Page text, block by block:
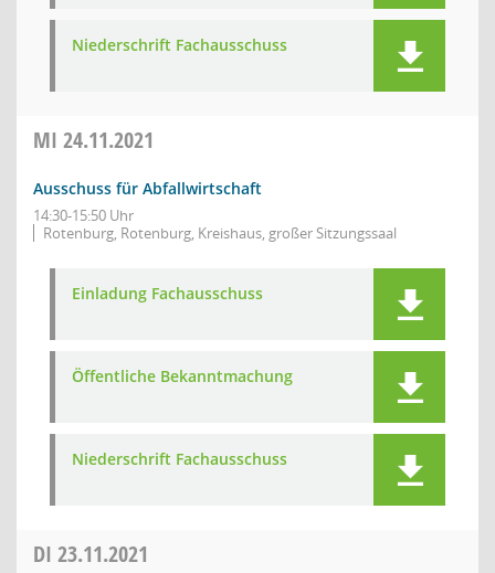
Niederschrift Fachausschuss
MI 24.11.2021
Ausschuss für Abfallwirtschaft
14:30-15:50 Uhr
Rotenburg, Rotenburg, Kreishaus, großer Sitzungssaal
Einladung Fachausschuss
Öffentliche Bekanntmachung
Niederschrift Fachausschuss
DI 23.11.2021